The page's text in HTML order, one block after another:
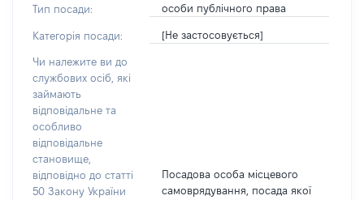
Тип посади:
особи публічного права
Категорія посади: [Не застосовується]
Чи належите ви до
службових осіб, які
займають
відповідальне та
особливо
відповідальне
становище,
відповідно до статті
50 Закону України
Посадова особа місцевого
самоврядування, посада якої